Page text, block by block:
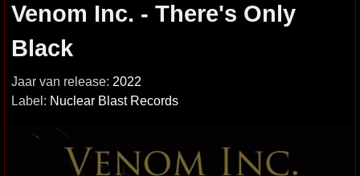
Venom Inc. - There's Only
Black
Jaar van release: 2022
Label: Nuclear Blast Records